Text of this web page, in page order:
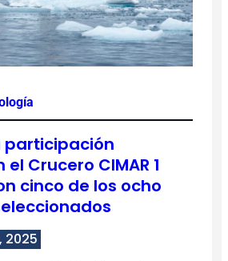
participación
Crucero CIMAR 1
cinco de los ocho
2025